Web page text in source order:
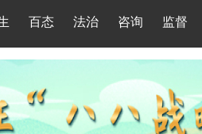
百态 法治 咨询 监督